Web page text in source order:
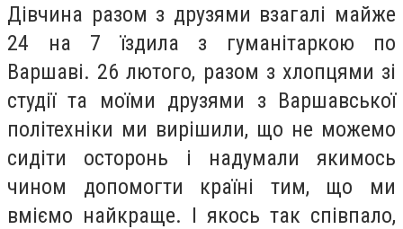
Дівчина разом з друзями взагалі майже
24 на 7 їздила з гуманітаркою по
Варшаві. 26 лютого, разом з хлопцями зі
студії та моїми друзями з Варшавської
політехніки ми вирішили, що не можемо
сидіти осторонь і надумали якимось
чином допомогти країні тим, що ми
вміємо найкраще. І якось так співпало,